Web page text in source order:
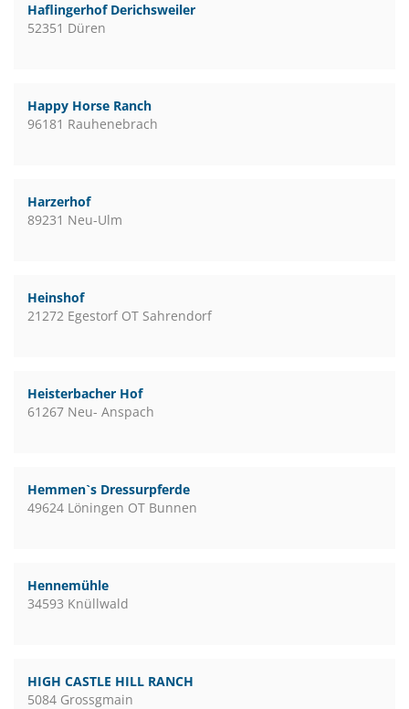
Haflingerhof Derichsweiler
52351 Düren
Happy Horse Ranch
96181 Rauhenebrach
Harzerhof
89231 Neu-Ulm
Heinshof
21272 Egestorf OT Sahrendorf
Heisterbacher Hof
61267 Neu- Anspach
Hemmen`s Dressurpferde
49624 Löningen OT Bunnen
Hennemühle
34593 Knüllwald
HIGH CASTLE HILL RANCH
5084 Grossgmain